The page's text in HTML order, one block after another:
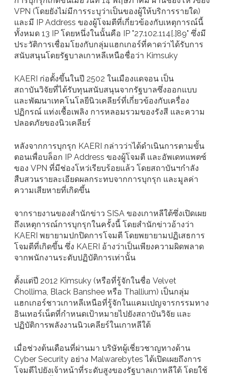
VPN (โดยยังไม่มีการระบุว่าเป็นของผู้ให้บริการรายใด)
และมี IP Address ของผู้โจมตีที่เกี่ยวข้องกับเหตุการณ์นี้
ทั้งหมด 13 IP โดยหนึ่งในนั้นคือ IP "27.102.114[.]89" ซึ่งมี
ประวัติการเชื่อมโยงกับกลุ่มแฮกเกอร์ที่คาดว่าได้รับการ
สนับสนุนโดยรัฐบาลเกาหลีเหนือชื่อว่า Kimsuky
KAERI ก่อตั้งขึ้นในปี 2502 ในเมืองแดจอน เป็น
สถาบันวิจัยที่ได้รับทุนสนับสนุนจากรัฐบาลซึ่งออกแบบ
และพัฒนาเทคโนโลยีนิวเคลียร์ที่เกี่ยวข้องกับเครื่อง
ปฏิกรณ์ แท่งเชื้อเพลิง การหลอมรวมของรังสี และความ
ปลอดภัยของนิวเคลียร์
หลังจากการบุกรุก KAERI กล่าวว่าได้ดำเนินการตามขั้น
ตอนเพื่อบล็อก IP Address ของผู้โจมตี และอัพเดทแพตซ์
ของ VPN ที่มีช่องโหว่เรียบร้อยแล้ว โดยสถาบันฯกำลัง
สืบสวนรายละเอียดผลกระทบจากการบุกรุก และมูลค่า
ความเสียหายที่เกิดขึ้น
จากรายงานของสำนักข่าว SISA ของเกาหลีใต้ซึ่งเปิดเผย
ถึงเหตุการณ์การบุกรุกในครั้งนี้ โดยสำนักข่าวอ้างว่า
KAERI พยายามปกปิดการโจมตี โดยพยายามปฏิเสธการ
โจมตีที่เกิดขึ้น ซึ่ง KAERI อ้างว่าเป็นเพียงความผิดพลาด
จากพนักงานระดับปฏิบัติการเท่านั้น
ตั้งแต่ปี 2012 Kimsuky (หรือที่รู้จักในชื่อ Velvet
Chollima, Black Banshee หรือ Thallium) เป็นกลุ่ม
แฮกเกอร์ชาวเกาหลีเหนือที่รู้จักในแคมเปญจารกรรมทาง
อินเทอร์เน็ตที่กำหนดเป้าหมายไปยังสถาบันวิจัย และ
ปฏิบัติการพลังงานนิวเคลียร์ในเกาหลีใต้
เมื่อช่วงต้นเดือนที่ผ่านมา บริษัทผู้เชี่ยวชาญทางด้าน
Cyber Security อย่าง Malwarebytes ได้เปิดเผยถึงการ
โจมตีไปยังเจ้าหน้าที่ระดับสูงของรัฐบาลเกาหลีใต้ โดยใช้